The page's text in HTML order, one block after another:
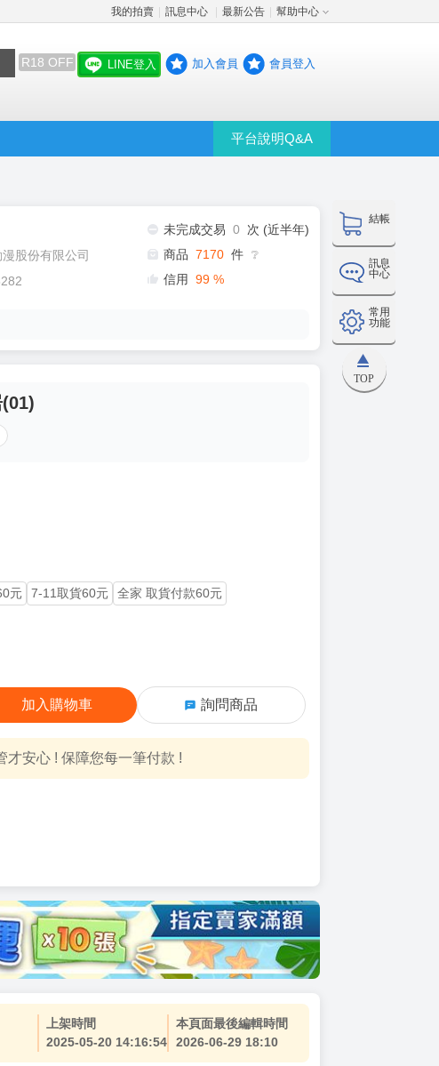
我的拍賣 訊息中心 最新公告 幫助中心
R18 OFF LINE登入 加入會員 會員登入
平台說明Q&A
結帳
訊息
中心
常用
功能
TOP
股份有限公司
未完成交易 0
次 (近半年)
商品 7170 件 ❔
信用 99 %
元 7-11取貨60元
全家 取貨付款60元
加入購物車 詢問商品
才安心 ! 保障您每一筆付款 !
上架時間
2025-05-20 14:16:54
本頁面最後編輯時間
2026-06-29 18:10